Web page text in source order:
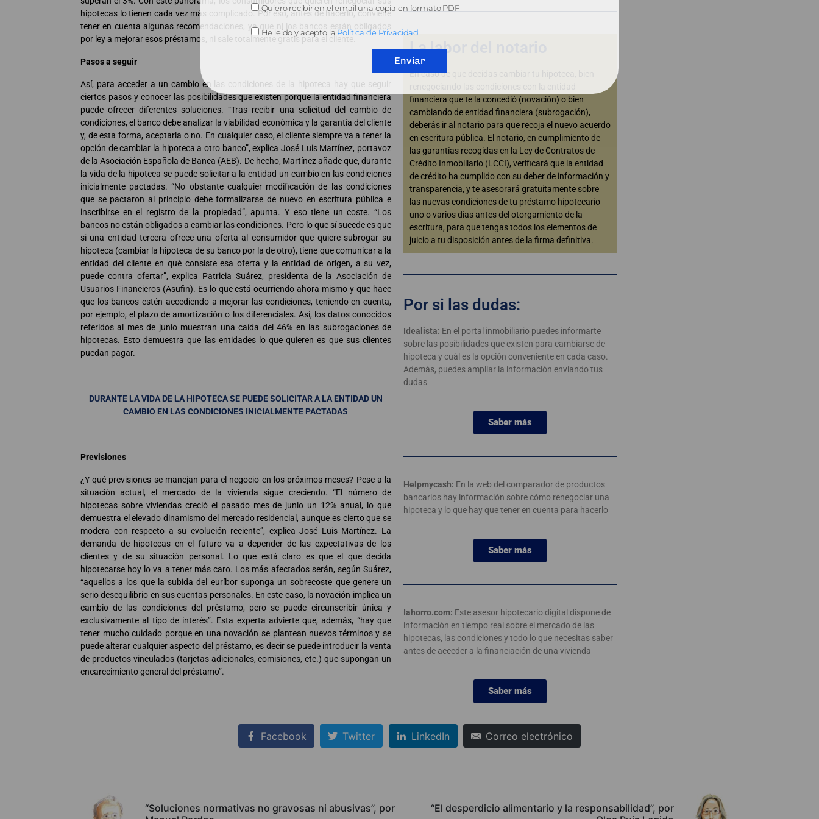
hipotecas lo tienen cada vez más complicado. Por eso, antes de hacerlo, conviene
tener en cuenta algunas recomendaciones, ya que ni los bancos están obligados
por ley a mejorar esos préstamos, ni sale totalmente gratis para el cliente.
Pasos a seguir
Así, para acceder a un cambio en las condiciones de la hipoteca hay que seguir
ciertos pasos y conocer las posibilidades que existen porque la entidad financiera
puede ofrecer diferentes soluciones. “Tras recibir una solicitud del cambio de
condiciones, el banco debe analizar la viabilidad económica y la garantía del cliente
y, de esta forma, aceptarla o no. En cualquier caso, el cliente siempre va a tener la
opción de cambiar la hipoteca a otro banco”, explica José Luis Martínez, portavoz
de la Asociación Española de Banca (AEB). De hecho, Martínez añade que, durante
la vida de la hipoteca se puede solicitar a la entidad un cambio en las condiciones
inicialmente pactadas. “No obstante cualquier modificación de las condiciones
que se pactaron al principio debe formalizarse de nuevo en escritura pública e
inscribirse en el registro de la propiedad”, apunta. Y eso tiene un coste. “Los
bancos no están obligados a cambiar las condiciones. Pero lo que sí sucede es que
si una entidad tercera ofrece una oferta al consumidor que quiere subrogar su
hipoteca (cambiar la hipoteca de su banco por la de otro), tiene que comunicar a la
entidad del cliente en qué consiste esa oferta y la entidad de origen, a su vez,
puede contra ofertar”, explica Patricia Suárez, presidenta de la Asociación de
Usuarios Financieros (Asufin). Es lo que está ocurriendo ahora mismo y que hace
que los bancos estén accediendo a mejorar las condiciones, teniendo en cuenta,
por ejemplo, el plazo de amortización o los diferenciales. Así, los datos conocidos
referidos al mes de junio muestran una caída del 46% en las subrogaciones de
hipotecas. Esto demuestra que las entidades lo que quieren es que sus clientes
puedan pagar.
DURANTE LA VIDA DE LA HIPOTECA SE PUEDE SOLICITAR A LA ENTIDAD UN
CAMBIO EN LAS CONDICIONES INICIALMENTE PACTADAS
Previsiones
¿Y qué previsiones se manejan para el negocio en los próximos meses? Pese a la
situación actual, el mercado de la vivienda sigue creciendo. “El número de
hipotecas sobre viviendas creció el pasado mes de junio un 12% anual, lo que
demuestra el elevado dinamismo del mercado residencial, aunque es cierto que se
modera con respecto a su evolución reciente”, explica José Luis Martínez. La
demanda de hipotecas en el futuro va a depender de las expectativas de los
clientes y de su situación personal. Lo que está claro es que el que decida
hipotecarse hoy lo va a tener más caro. Los más afectados serán, según Suárez,
“aquellos a los que la subida del euríbor suponga un sobrecoste que genere un
serio desequilibrio en sus cuentas personales. En este caso, la novación implica un
cambio de las condiciones del préstamo, pero se puede circunscribir única y
exclusivamente al tipo de interés”. Esta experta advierte que, además, “hay que
tener mucho cuidado porque en una novación se plantean nuevos términos y se
puede alterar cualquier aspecto del préstamo, es decir se puede introducir la venta
de productos vinculados (tarjetas adicionales, comisiones, etc.) que supongan un
encarecimiento general del préstamo”.
La labor del notario
En caso de que decidas cambiar tu hipoteca, bien
financiera que te la concedió (novación) o bien
cambiando de entidad financiera (subrogación),
deberás ir al notario para que recoja el nuevo acuerdo
en escritura pública. El notario, en cumplimiento de
las garantías recogidas en la Ley de Contratos de
Crédito Inmobiliario (LCCI), verificará que la entidad
de crédito ha cumplido con su deber de información y
transparencia, y te asesorará gratuitamente sobre
las nuevas condiciones de tu préstamo hipotecario
uno o varios días antes del otorgamiento de la
escritura, para que tengas todos los elementos de
juicio a tu disposición antes de la firma definitiva.
Por si las dudas:
Idealista: En el portal inmobiliario puedes informarte
sobre las posibilidades que existen para cambiarse de
hipoteca y cuál es la opción conveniente en cada caso.
Además, puedes ampliar la información enviando tus
dudas
Saber más
Helpmycash: En la web del comparador de productos
bancarios hay información sobre cómo renegociar una
hipoteca y lo que hay que tener en cuenta para hacerlo
Saber más
Iahorro.com: Este asesor hipotecario digital dispone de
información en tiempo real sobre el mercado de las
hipotecas, las condiciones y todo lo que necesitas saber
antes de acceder a la financiación de una vivienda
Saber más
Facebook Twitter LinkedIn Correo electrónico
“Soluciones normativas no gravosas ni abusivas”, por
“El desperdicio alimentario y la responsabilidad”, por
Quiero recibir en el email una copia en formato PDF
He leído y acepto laPolítica de Privacidad
Enviar